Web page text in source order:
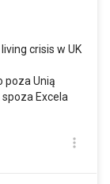
crisis w UK
poza Unią
Excela